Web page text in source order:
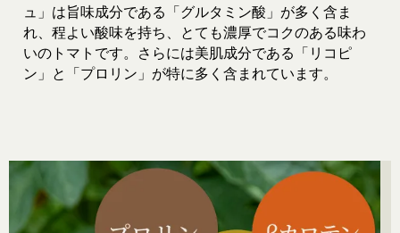
ュ」は旨味成分である「グルタミン酸」が多く含ま
れ、程よい酸味を持ち、とても濃厚でコクのある味わ
いのトマトです。さらには美肌成分である「リコピ
ン」と「プロリン」が特に多く含まれています。